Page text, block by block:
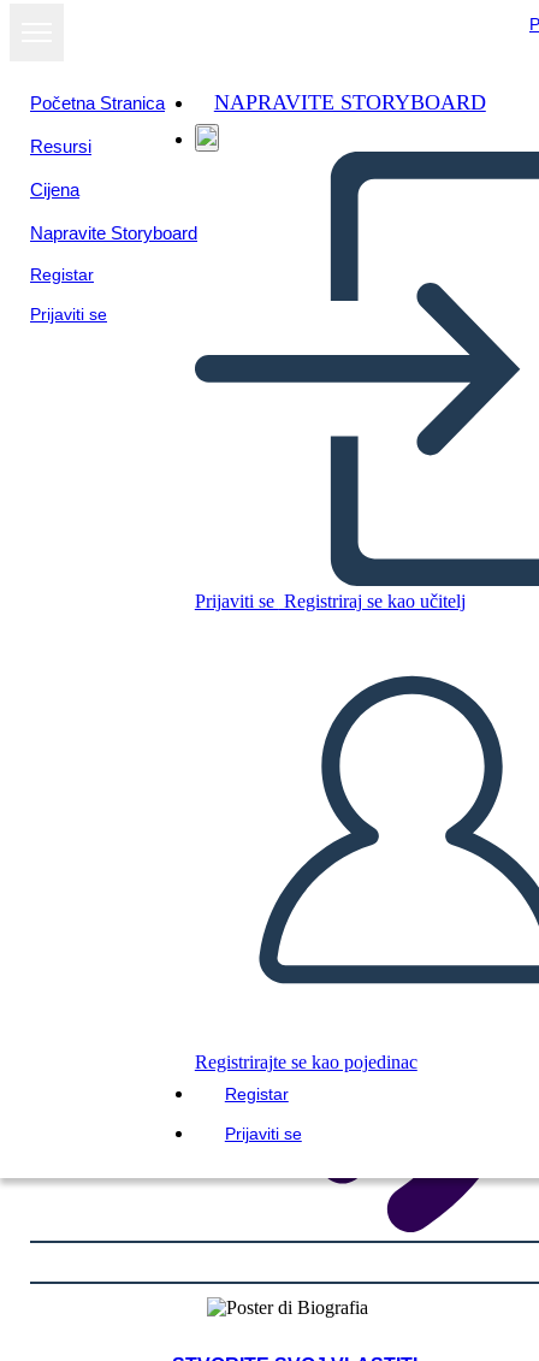
Početna Stranica
Resursi
Cijena
Napravite Storyboard
Registar
Prijaviti se
NAPRAVITE STORYBOARD
Prijaviti se Registriraj se kao učitelj
Registrirajte se kao pojedinac
Registar
Prijaviti se
Kopirajte ovaj Storyboard
REPRODUCIRAJ DIJAPROJEKCIJU
ČITAJ MI